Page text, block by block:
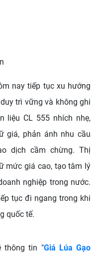
nay tiếp tục xu hướng
trì vững và không ghi
liệu CL 555 nhích nhẹ,
giá, phản ánh nhu cầu
dịch cầm chừng. Thị
mức giá cao, tạo tâm lý
nghiệp trong nước.
tục đi ngang trong khi
quốc tế.
thông tin "Giá Lúa Gạo